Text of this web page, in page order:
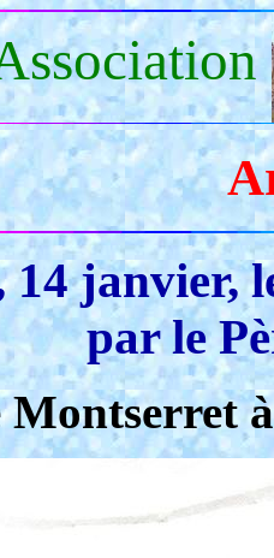
14 janvier,
par le
Montserret